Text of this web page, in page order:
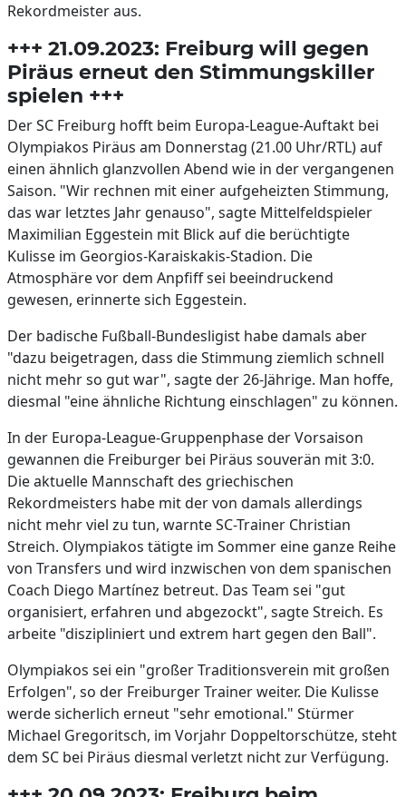
Rekordmeister aus.
+++ 21.09.2023: Freiburg will gegen
Piräus erneut den Stimmungskiller
spielen +++
Der SC Freiburg hofft beim Europa-League-Auftakt bei
Olympiakos Piräus am Donnerstag (21.00 Uhr/RTL) auf
einen ähnlich glanzvollen Abend wie in der vergangenen
Saison. "Wir rechnen mit einer aufgeheizten Stimmung,
das war letztes Jahr genauso", sagte Mittelfeldspieler
Maximilian Eggestein mit Blick auf die berüchtigte
Kulisse im Georgios-Karaiskakis-Stadion. Die
Atmosphäre vor dem Anpfiff sei beeindruckend
gewesen, erinnerte sich Eggestein.
Der badische Fußball-Bundesligist habe damals aber
"dazu beigetragen, dass die Stimmung ziemlich schnell
nicht mehr so gut war", sagte der 26-Jährige. Man hoffe,
diesmal "eine ähnliche Richtung einschlagen" zu können.
In der Europa-League-Gruppenphase der Vorsaison
gewannen die Freiburger bei Piräus souverän mit 3:0.
Die aktuelle Mannschaft des griechischen
Rekordmeisters habe mit der von damals allerdings
nicht mehr viel zu tun, warnte SC-Trainer Christian
Streich. Olympiakos tätigte im Sommer eine ganze Reihe
von Transfers und wird inzwischen von dem spanischen
Coach Diego Martínez betreut. Das Team sei "gut
organisiert, erfahren und abgezockt", sagte Streich. Es
arbeite "diszipliniert und extrem hart gegen den Ball".
Olympiakos sei ein "großer Traditionsverein mit großen
Erfolgen", so der Freiburger Trainer weiter. Die Kulisse
werde sicherlich erneut "sehr emotional." Stürmer
Michael Gregoritsch, im Vorjahr Doppeltorschütze, steht
dem SC bei Piräus diesmal verletzt nicht zur Verfügung.